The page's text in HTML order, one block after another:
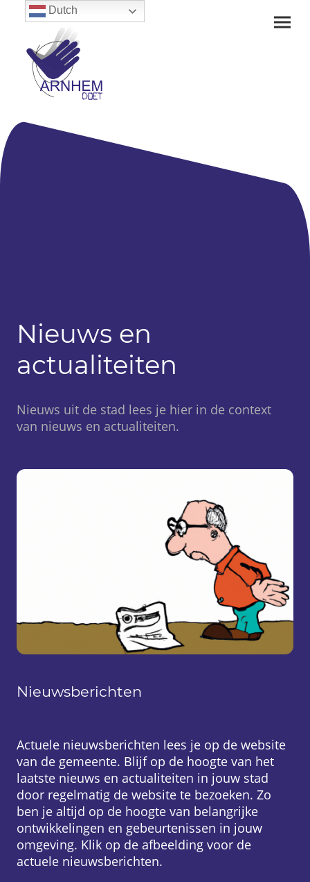
Nieuws en
actualiteiten
Nieuws uit de stad lees je hier in de context
van nieuws en actualiteiten.
Nieuwsberichten
Actuele nieuwsberichten lees je op de website
van de gemeente. Blijf op de hoogte van het
laatste nieuws en actualiteiten in jouw stad
door regelmatig de website te bezoeken. Zo
ben je altijd op de hoogte van belangrijke
ontwikkelingen en gebeurtenissen in jouw
omgeving. Klik op de afbeelding voor de
actuele nieuwsberichten.
Dutch